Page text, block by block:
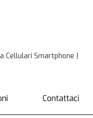
Cellulari Smartphone
Contattaci